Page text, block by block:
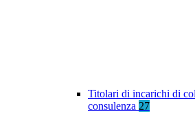
Titolari di incarichi di
consulenza 27